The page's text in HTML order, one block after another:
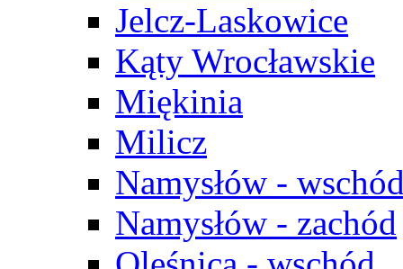
Jelcz-Laskowice
Kąty Wrocławskie
Miękinia
Milicz
Namysłów -
Namysłów - zachód